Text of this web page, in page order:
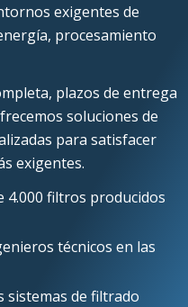
exigentes de
procesamiento
plazos de entrega
soluciones de
para satisfacer
exigentes.
4.000 filtros producidos
técnicos en las
sistemas de filtrado